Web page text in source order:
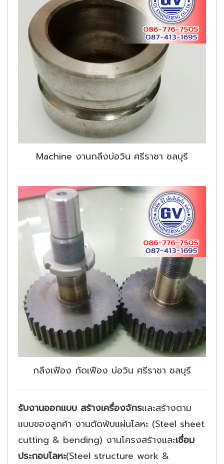
Machine งานกลึงบ่อวิน ศรีราชา ชลบุรี
กลึงเฟือง กัดเฟือง บ่อวิน ศรีราชา ชลบุรี
รับงานออกแบบ สร้างเครื่องจักรและสร้างตาม
แบบของลูกค้า งานตัดพับแผ่นโลหะ (Steel sheet
cutting & bending) งานโครงสร้างและเชื่อม
ประกอบโลหะ(Steel structure work &